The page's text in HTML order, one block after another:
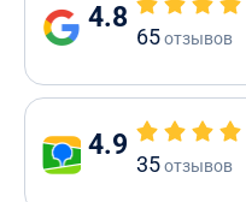
4.8
65отзывов
4.9
35отзывов